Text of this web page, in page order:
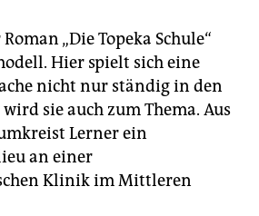
„Die Topeka Schule“
Hier spielt sich eine
nicht nur ständig in den
sie auch zum Thema. Aus
Lerner ein
an einer
Klinik im Mittleren